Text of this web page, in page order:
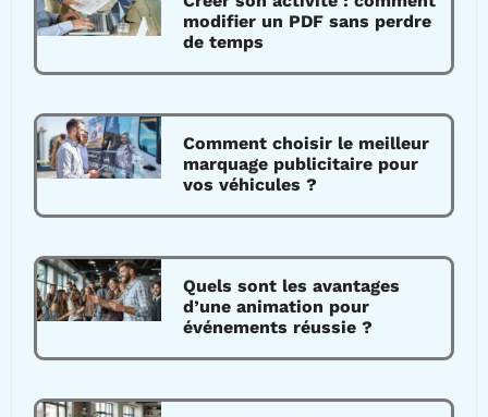
modifier un PDF sans perdre
de temps
Comment choisir le meilleur
marquage publicitaire pour
vos véhicules ?
Quels sont les avantages
d’une animation pour
événements réussie ?